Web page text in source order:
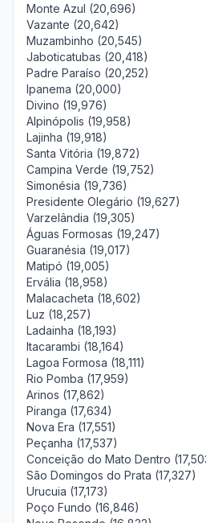
Monte Azul (20,696)
Vazante (20,642)
Muzambinho (20,545)
Jaboticatubas (20,418)
Padre Paraíso (20,252)
Ipanema (20,000)
Divino (19,976)
Alpinópolis (19,958)
Lajinha (19,918)
Santa Vitória (19,872)
Campina Verde (19,752)
Simonésia (19,736)
Presidente Olegário (19,627)
Varzelândia (19,305)
Águas Formosas (19,247)
Guaranésia (19,017)
Matipó (19,005)
Ervália (18,958)
Malacacheta (18,602)
Luz (18,257)
Ladainha (18,193)
Itacarambi (18,164)
Lagoa Formosa (18,111)
Rio Pomba (17,959)
Arinos (17,862)
Piranga (17,634)
Nova Era (17,551)
Peçanha (17,537)
Conceição do Mato Dentro
São Domingos do Prata (17,327)
Urucuia (17,173)
Poço Fundo (16,846)